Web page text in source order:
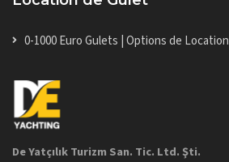
0-1000 Euro Gulets | Options de Location
De Yatçılık Turizm San. Tic. Ltd. Şti.